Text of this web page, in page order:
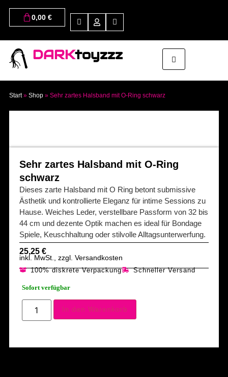
0,00 €
DARKtoyzzz
Start» Shop» Sehr zartes Halsband mit O-Ring schwarz
Sehr zartes Halsband mit O-Ring
schwarz
Dieses zarte Halsband mit O Ring betont submissive
Ästhetik und kontrollierte Eleganz für intime Sessions zu
Hause. Weiches Leder, verstellbare Passform von 32 bis
44 cm und dezente Optik machen es ideal für Bondage
Spiele, Keuschhaltung oder stilvolle Alltagsunterwerfung.
25,25 €
inkl. MwSt., zzgl. Versandkosten
100% diskrete Verpackung Schneller Versand
Sofort verfügbar
In den Warenkorb